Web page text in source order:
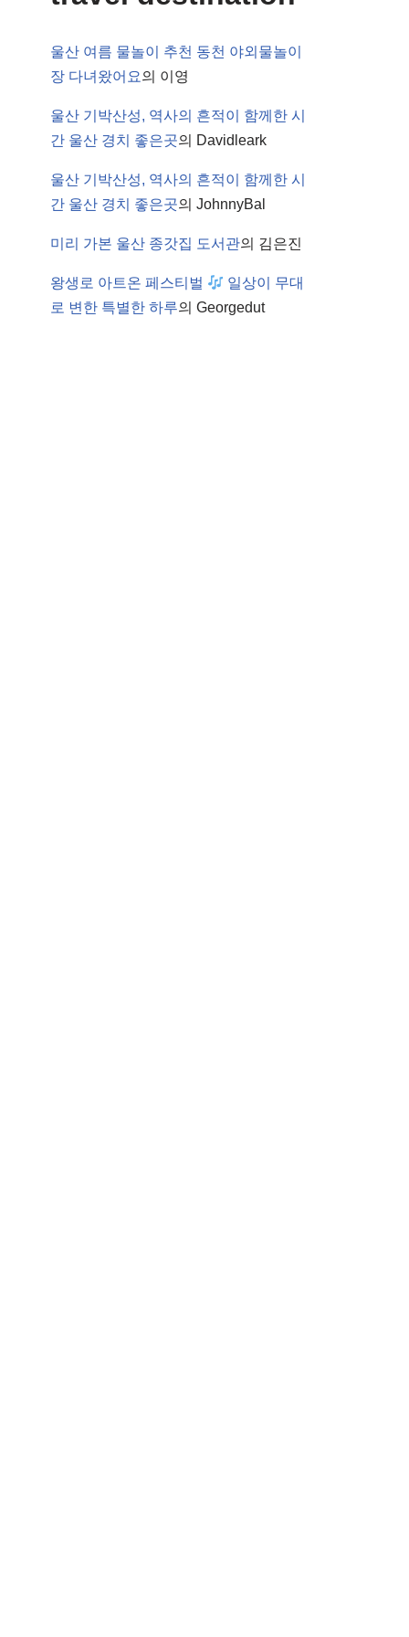
울산 여름 물놀이 추천 동천 야외물놀이
장 다녀왔어요의 이영
울산 기박산성, 역사의 흔적이 함께한 시
간 울산 경치 좋은곳의 Davidleark
울산 기박산성, 역사의 흔적이 함께한 시
간 울산 경치 좋은곳의 JohnnyBal
미리 가본 울산 종갓집 도서관의 김은진
왕생로 아트온 페스티벌
일상이 무대
로 변한 특별한 하루의 Georgedut